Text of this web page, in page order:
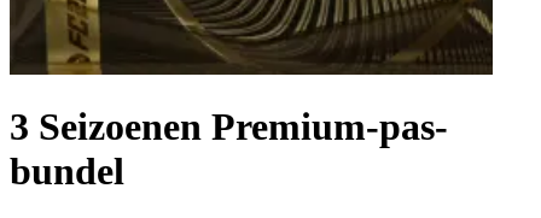
3 Seizoenen Premium-pas-
bundel